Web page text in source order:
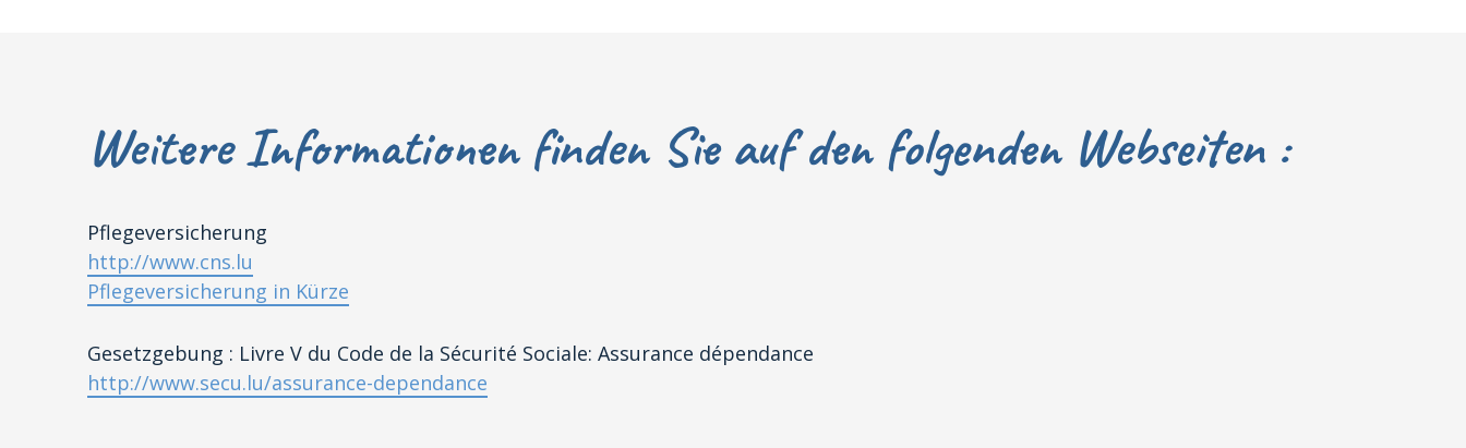
Weitere Informationen finden Sie auf den folgenden Webseiten :
Pflegeversicherung
http://www.cns.lu
Pflegeversicherung in Kürze
Gesetzgebung : Livre V du Code de la Sécurité Sociale: Assurance dépendance
http://www.secu.lu/assurance-dependance